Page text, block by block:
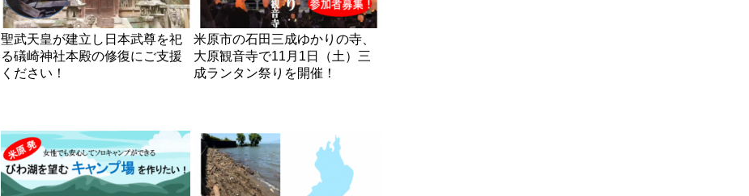
聖武天皇が建立し日本武尊を祀
る礒崎神社本殿の修復にご支援
ください！
米原市の石田三成ゆかりの寺、
大原観音寺で11月1日（土）三
成ランタン祭りを開催！